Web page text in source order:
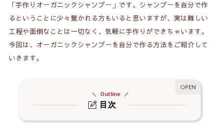
「手作りオーガニックシャンプー」です。シャンプーを自分で作
るということに少々驚かれる方もいると思いますが、実は難しい
工程や面倒なことは一切なく、気軽に手作りができちゃいます。
今回は、オーガニックシャンプーを自分で作る方法をご紹介して
いきます。
目次
Outline